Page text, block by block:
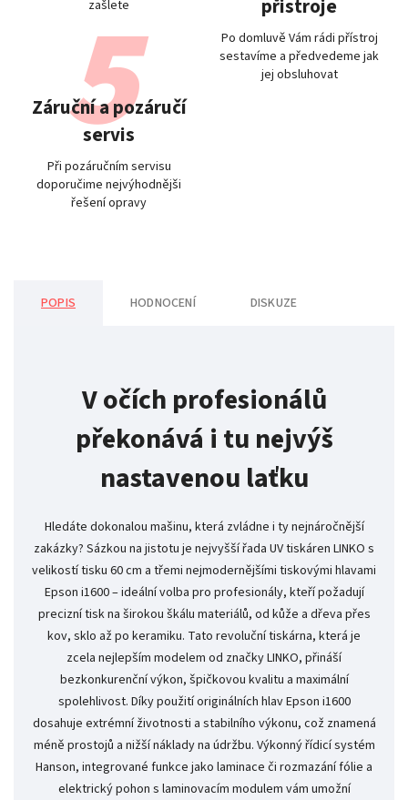
zašlete přistroje
Po domluvě Vám rádi přístroj
sestavíme a předvedeme jak
jej obsluhovat
Záruční a pozáručí
servis
Při pozáručním servisu
doporučime nejvýhodnějši
řešení opravy
POPIS HODNOCENÍ DISKUZE
V očích profesionálů
překonává i tu nejvýš
nastavenou laťku
Hledáte dokonalou mašinu, která zvládne i ty nejnáročnější
zakázky? Sázkou na jistotu je nejvyšší řada UV tiskáren LINKO s
velikostí tisku 60 cm a třemi nejmodernějšími tiskovými hlavami
Epson i1600 – ideální volba pro profesionály, kteří požadují
precizní tisk na širokou škálu materiálů, od kůže a dřeva přes
kov, sklo až po keramiku. Tato revoluční tiskárna, která je
zcela nejlepším modelem od značky LINKO, přináší
bezkonkurenční výkon, špičkovou kvalitu a maximální
spolehlivost. Díky použití originálních hlav Epson i1600
dosahuje extrémní životnosti a stabilního výkonu, což znamená
méně prostojů a nižší náklady na údržbu. Výkonný řídicí systém
Hanson, integrované funkce jako laminace či rozmazání fólie a
elektrický pohon s laminovacím modulem vám umožní